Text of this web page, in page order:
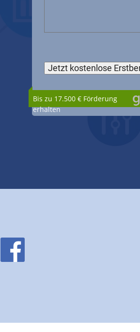
Bis zu 17.500 € Förderung
erhalten